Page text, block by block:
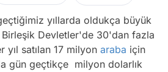
yıllarda oldukça büyük
Devletler'de 30'dan fazla
yıl satılan 17 milyon araba için
gün geçtikçe milyon dolarlık